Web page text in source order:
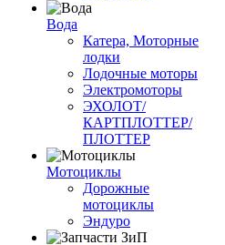
Вода
Катера, Моторные
лодки
Лодочные моторы
Электромоторы
ЭХОЛОТ/
КАРТПЛОТТЕР/
ПЛОТТЕР
Мотоциклы
Дорожные
мотоциклы
Эндуро